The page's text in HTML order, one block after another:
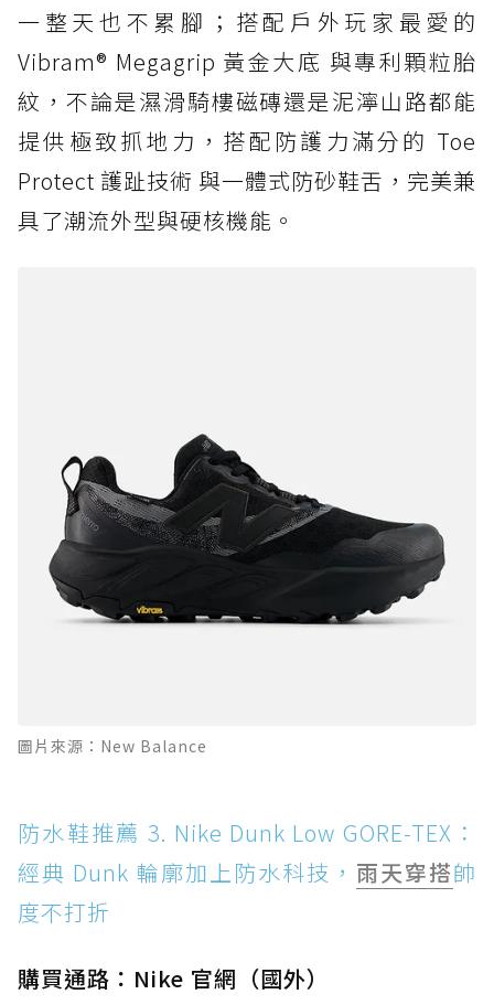
一整天也不累腳；搭配戶外玩家最愛的
Vibram® Megagrip 黃金大底 與專利顆粒胎
紋，不論是濕滑騎樓磁磚還是泥濘山路都能
提供極致抓地力，搭配防護力滿分的 Toe
Protect 護趾技術 與一體式防砂鞋舌，完美兼
具了潮流外型與硬核機能。
圖片來源：New Balance
防水鞋推薦 3. Nike Dunk Low GORE-TEX：
經典 Dunk 輪廓加上防水科技， 雨天穿搭帥
度不打折
購買通路：Nike 官網（國外）